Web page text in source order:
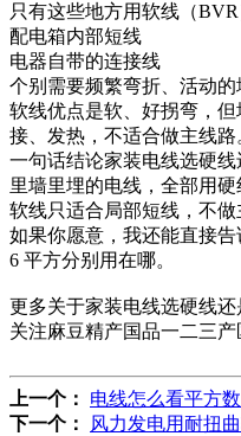
只有这些地方用软线（BVR
配电箱内部短线
电器自带的连接线
个别需要频繁弯折、活动的
软线优点是软、好拐弯，
接、发热，不适合做主线路
一句话结论家装电线选硬
里墙里埋的电线，全部用硬
软线只适合局部短线，不做
如果你愿意，我还能直接告
6 平方分别用在哪。
更多关于家装电线选硬线
关注麻豆精产国品一二三产
上一个： 电线怎么看平方
下一个：
风力发电用耐扭